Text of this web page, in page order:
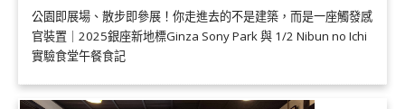
公園即展場、散步即參展！你走進去的不是建築，而是一座觸發感
官裝置｜2025銀座新地標Ginza Sony Park 與 1/2 Nibun no Ichi
實驗食堂午餐食記